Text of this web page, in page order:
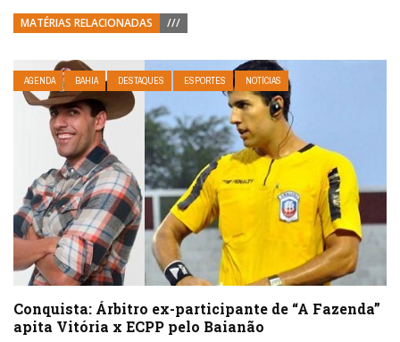
MATÉRIAS RELACIONADAS ///
AGENDA BAHIA DESTAQUES ESPORTES NOTÍCIAS
Conquista: Árbitro ex-participante de “A Fazenda”
apita Vitória x ECPP pelo Baianão